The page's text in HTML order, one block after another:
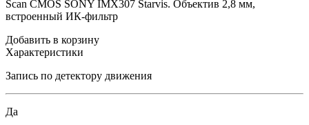
Scan CMOS SONY IMX307 Starvis. Объектив 2,8 мм,
встроенный ИК-фильтр
Добавить в корзину
Характеристики
Запись по детектору движения
Да